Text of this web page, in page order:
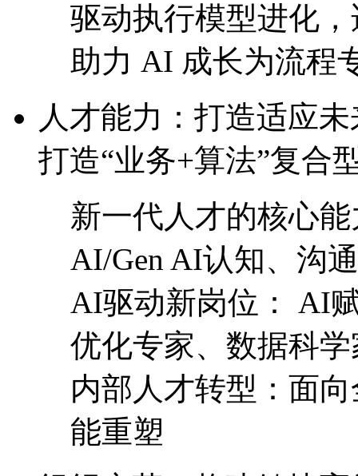
驱动执行模型进化
助力 AI 成长为流程专
人才能力：打造适应
打造“业务+算法”复合
新一代人才的核心能力
AI/Gen AI认知、沟
AI驱动新岗位： AI
优化专家、数据科
内部人才转型：面向
能重塑